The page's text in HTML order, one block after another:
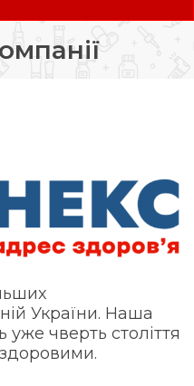
нами:
України. Наша
чверть століття